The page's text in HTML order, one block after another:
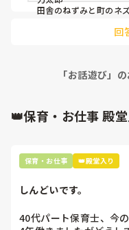
田舎のねずみと町のネ
アリとキリギリス
面白くて可愛かったで
導入として絵本がある
選んでました！！
回
「お話遊び」
👑保育・お仕事 殿
保育・お仕事 👑殿堂入り
しんどいです。
40代パート保育士、今